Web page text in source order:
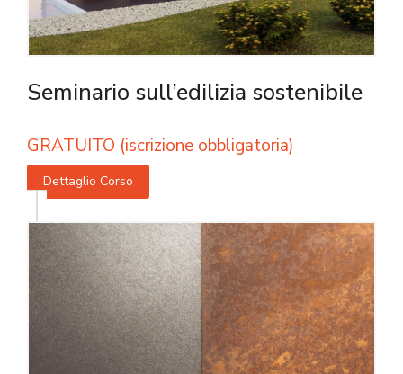
Seminario sull’edilizia sostenibile
GRATUITO (iscrizione obbligatoria)
Dettaglio Corso